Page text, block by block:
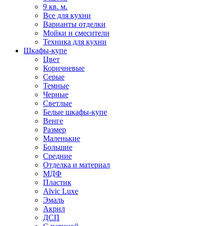
9 кв. м.
Все для кухни
Варианты отделки
Мойки и смесители
Техника для кухни
Шкафы-купе
Цвет
Коричневые
Серые
Темные
Черные
Светлые
Белые шкафы-купе
Венге
Размер
Маленькие
Большие
Средние
Отделка и материал
МДФ
Пластик
Alvic Luxe
Эмаль
Акрил
ДСП